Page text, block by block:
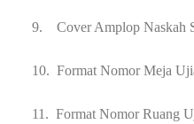
9. Cover Amplop Naskah
10. Format Nomor Meja
11. Format Nomor Ruang